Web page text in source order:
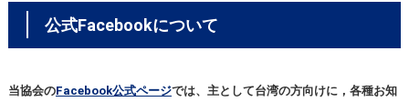
公式Facebookについて
当協会のFacebook公式ページでは、主として台湾の方向けに，各種お知